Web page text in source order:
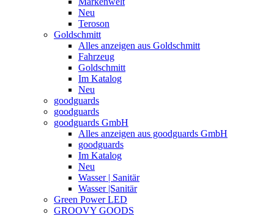
Neu
Teroson
Goldschmitt
Alles anzeigen aus Goldschmitt
Fahrzeug
Goldschmitt
Im Katalog
Neu
goodguards
goodguards
goodguards GmbH
Alles anzeigen aus goodguards GmbH
goodguards
Im Katalog
Neu
Wasser | Sanitär
Wasser |Sanitär
Green Power LED
GROOVY GOODS